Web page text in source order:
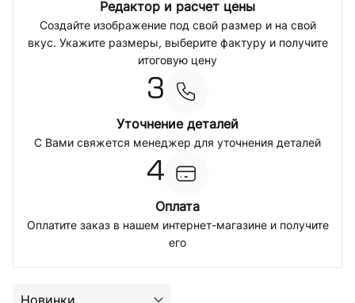
Редактор и расчет цены
Создайте изображение под свой размер и на свой
вкус. Укажите размеры, выберите фактуру и получите
итоговую цену
3
Уточнение деталей
С Вами свяжется менеджер для уточнения деталей
4
Оплата
Оплатите заказ в нашем интернет-магазине и получите
его
Новинки